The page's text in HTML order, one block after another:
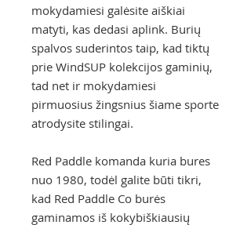
mokydamiesi galėsite aiškiai
matyti, kas dedasi aplink. Burių
spalvos suderintos taip, kad tiktų
prie WindSUP kolekcijos gaminių,
tad net ir mokydamiesi
pirmuosius žingsnius šiame sporte
atrodysite stilingai.
Red Paddle komanda kuria bures
nuo 1980, todėl galite būti tikri,
kad Red Paddle Co burės
gaminamos iš kokybiškiausių